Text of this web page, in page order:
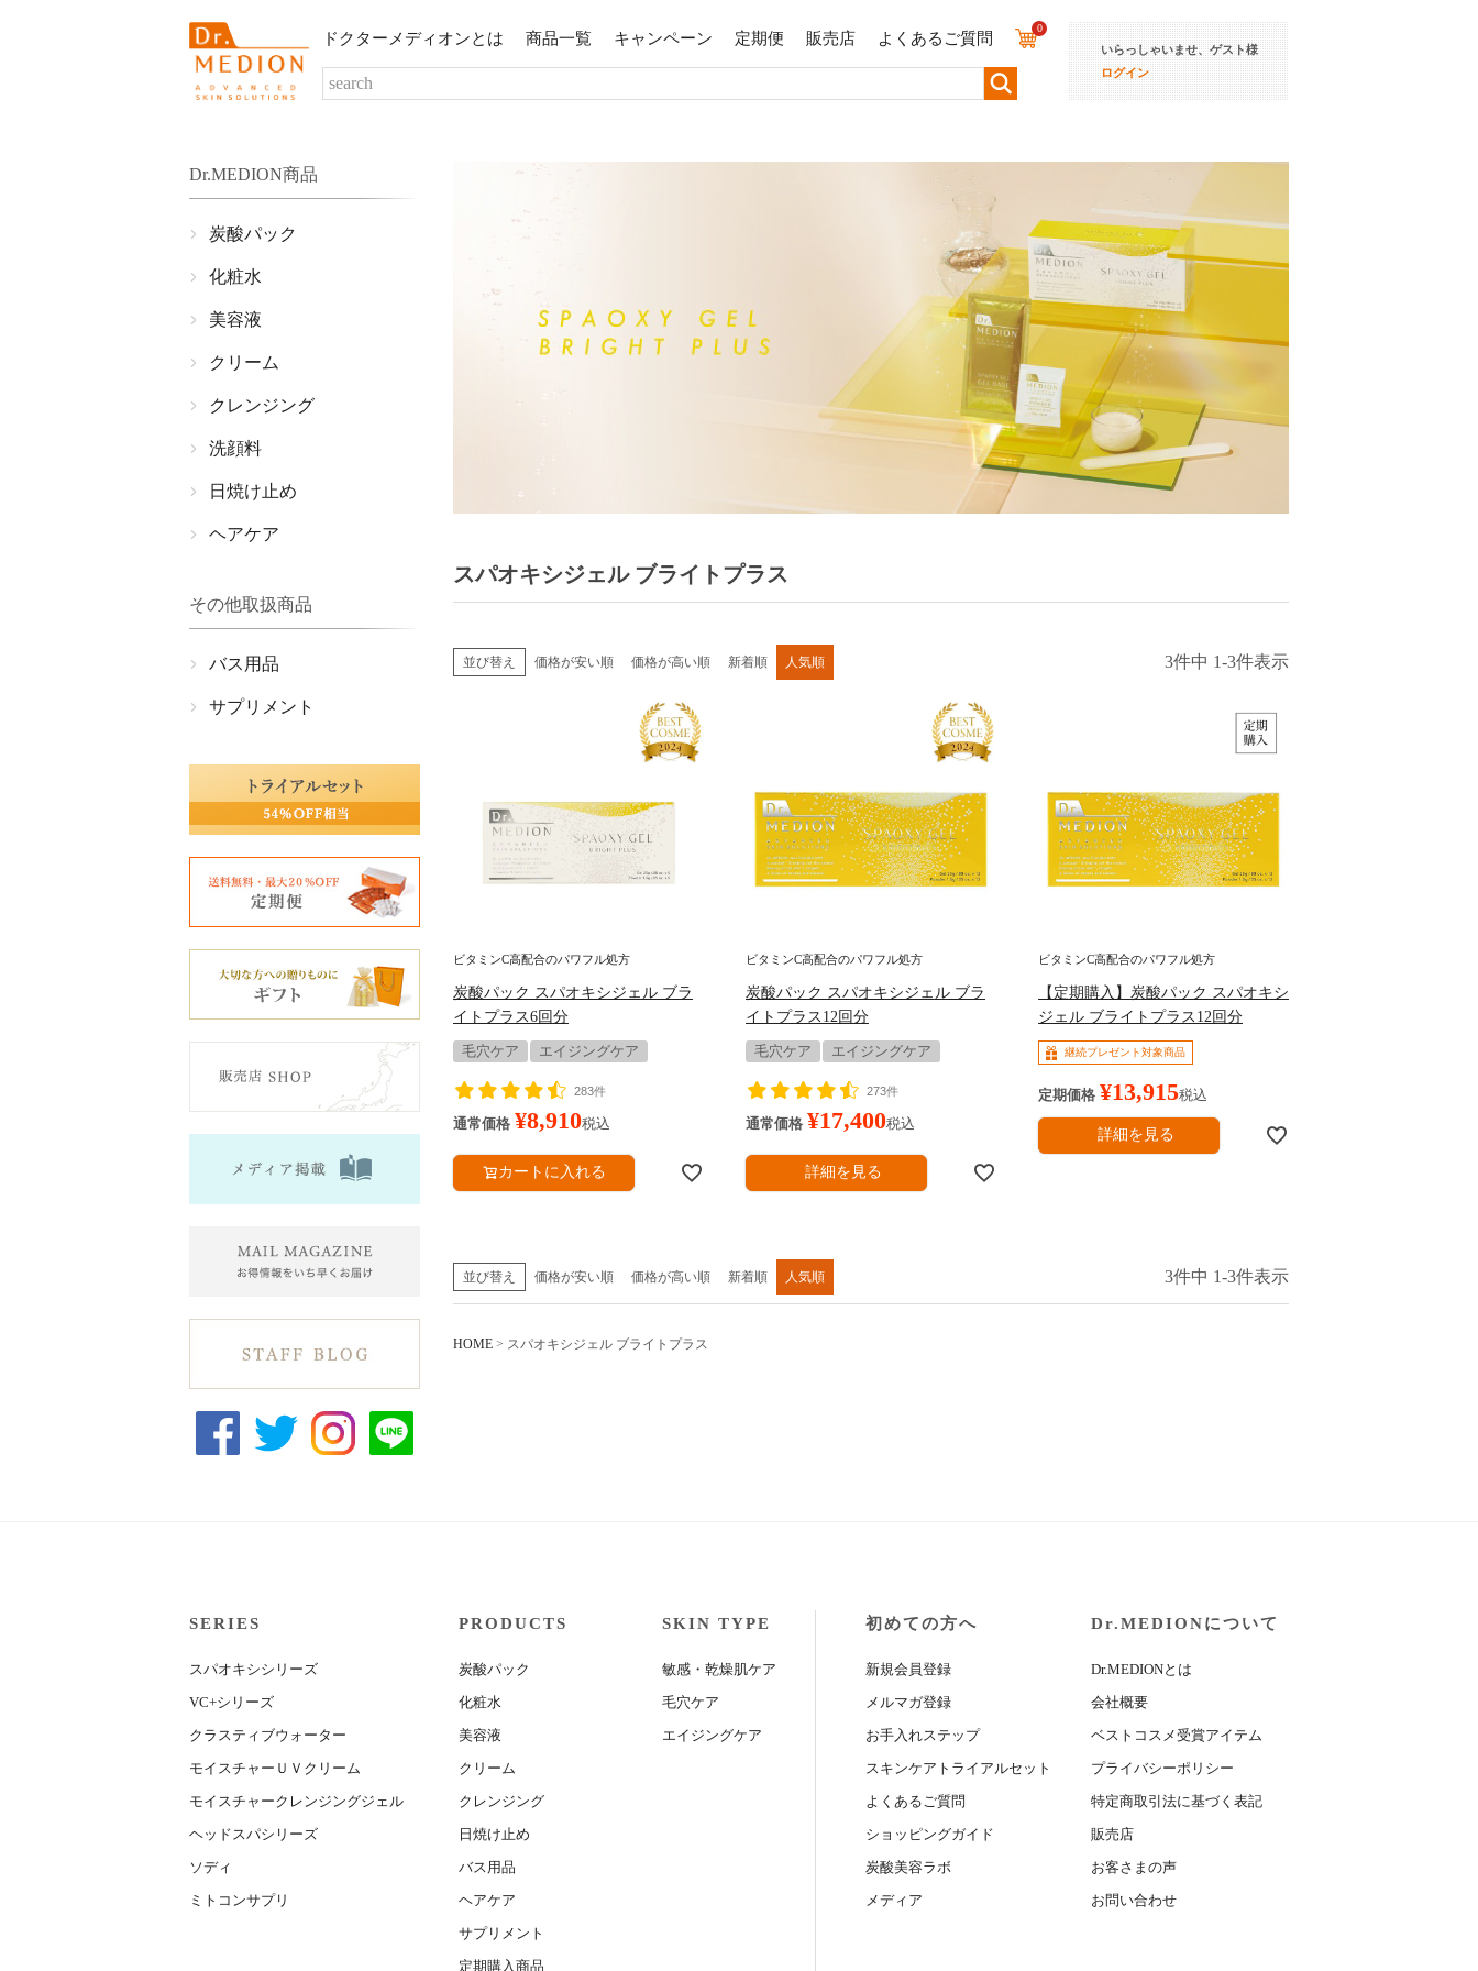
ドクターメディオンとは 商品一覧 キャンペーン 定期便 販売店 よくあるご質問
0
いらっしゃいませ、ゲスト様
ログイン
Dr.MEDION商品
炭酸パック
化粧水
美容液
クリーム
クレンジング
洗顔料
日焼け止め
ヘアケア
その他取扱商品
バス用品
サプリメント
スパオキシジェル ブライトプラス
並び替え 価格が安い順 価格が高い順 新着順 人気順 3件中 1-3件表示
ビタミンC高配合のパワフル処方
炭酸パック スパオキシジェル ブラ
イトプラス6回分
毛穴ケア エイジングケア
283件
通常価格 ¥8,910税込
カートに入れる
ビタミンC高配合のパワフル処方
炭酸パック スパオキシジェル ブラ
イトプラス12回分
毛穴ケア エイジングケア
273件
通常価格 ¥17,400税込
詳細を見る
ビタミンC高配合のパワフル処方
【定期購入】炭酸パック スパオキシ
ジェル ブライトプラス12回分
継続プレゼント対象商品
定期価格 ¥13,915税込
詳細を見る
並び替え 価格が安い順 価格が高い順 新着順 人気順 3件中 1-3件表示
HOME スパオキシジェル ブライトプラス
SERIES
スパオキシシリーズ
VC+シリーズ
クラスティブウォーター
モイスチャーＵＶクリーム
モイスチャークレンジングジェル
ヘッドスパシリーズ
ソディ
ミトコンサプリ
PRODUCTS
炭酸パック
化粧水
美容液
クリーム
クレンジング
日焼け止め
バス用品
ヘアケア
サプリメント
定期購入商品
SKIN TYPE
敏感・乾燥肌ケア
毛穴ケア
エイジングケア
初めての方へ
新規会員登録
メルマガ登録
お手入れステップ
スキンケアトライアルセット
よくあるご質問
ショッピングガイド
炭酸美容ラボ
メディア
Dr.MEDIONについて
Dr.MEDIONとは
会社概要
ベストコスメ受賞アイテム
プライバシーポリシー
特定商取引法に基づく表記
販売店
お客さまの声
お問い合わせ